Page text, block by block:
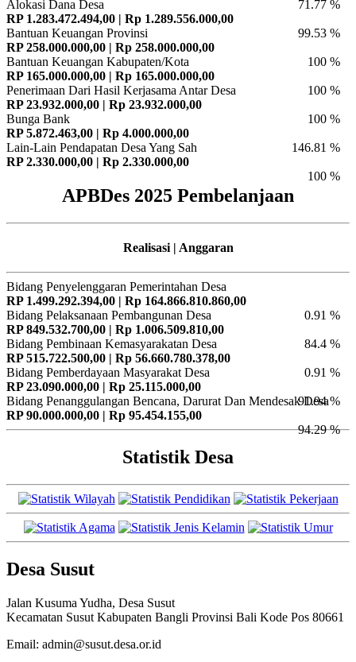
71.77 %
Alokasi Dana Desa
RP 1.283.472.494,00 | Rp 1.289.556.000,00
99.53 %
Bantuan Keuangan Provinsi
RP 258.000.000,00 | Rp 258.000.000,00
100 %
Bantuan Keuangan Kabupaten/Kota
RP 165.000.000,00 | Rp 165.000.000,00
100 %
Penerimaan Dari Hasil Kerjasama Antar Desa
RP 23.932.000,00 | Rp 23.932.000,00
100 %
Bunga Bank
RP 5.872.463,00 | Rp 4.000.000,00
146.81 %
Lain-Lain Pendapatan Desa Yang Sah
RP 2.330.000,00 | Rp 2.330.000,00
100 %
APBDes 2025 Pembelanjaan
Realisasi | Anggaran
Bidang Penyelenggaran Pemerintahan Desa
RP 1.499.292.394,00 | Rp 164.866.810.860,00
0.91 %
Bidang Pelaksanaan Pembangunan Desa
RP 849.532.700,00 | Rp 1.006.509.810,00
84.4 %
Bidang Pembinaan Kemasyarakatan Desa
RP 515.722.500,00 | Rp 56.660.780.378,00
0.91 %
Bidang Pemberdayaan Masyarakat Desa
RP 23.090.000,00 | Rp 25.115.000,00
91.94 %
Bidang Penanggulangan Bencana, Darurat Dan Mendesak Desa
RP 90.000.000,00 | Rp 95.454.155,00
94.29 %
Statistik Desa
Desa Susut
Jalan Kusuma Yudha, Desa Susut
Kecamatan Susut Kabupaten Bangli Provinsi Bali Kode Pos 80661
Email: admin@susut.desa.or.id